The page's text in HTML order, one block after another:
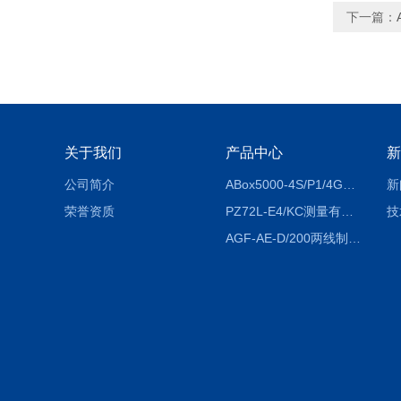
下一篇：
关于我们
公司简介
荣誉资质
产品中心
PZ72L-E4/KC测量有功电能（EPI/EPE）嵌入式电表